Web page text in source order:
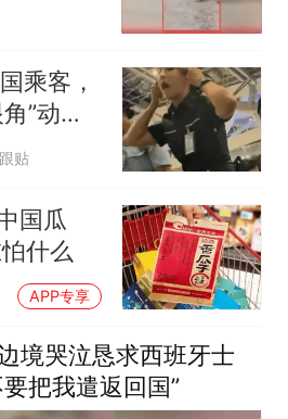
乘客，
”动
回应：
司作
诺免费
贴
国瓜
什么
APP专享
境哭泣恳求西班牙士
把我遣返回国”